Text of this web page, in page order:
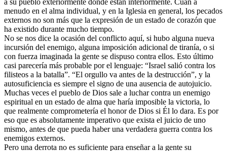
menudo en el alma individual, y en la Iglesia en general, los pecados
externos no son más que la expresión de un estado de corazón que
ha existido durante mucho tiempo.
No se nos dice la ocasión del conflicto aquí, si hubo alguna nueva
incursión del enemigo, alguna imposición adicional de tiranía, o si
con fuerza imaginada la gente se dispuso contra ellos. Esto último
casi parecería más probable por el lenguaje: “Israel salió contra los
filisteos a la batalla”. “El orgullo va antes de la destrucción”, y la
autosuficiencia es siempre el signo de una ausencia de autojuicio.
Muchas veces el pueblo de Dios sale a luchar contra un enemigo
espiritual en un estado de alma que haría imposible la victoria, lo
que realmente comprometería el honor de Dios si Él lo dara. Es por
eso que es absolutamente imperativo que exista el juicio de uno
mismo, antes de que pueda haber una verdadera guerra contra los
enemigos externos.
Pero una derrota no es suficiente para enseñar a la gente su